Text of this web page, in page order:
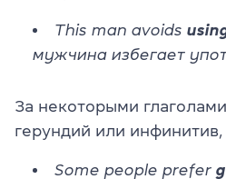
This man avoids
мужчина избегает
За некоторыми
герундий или
Some people prefer